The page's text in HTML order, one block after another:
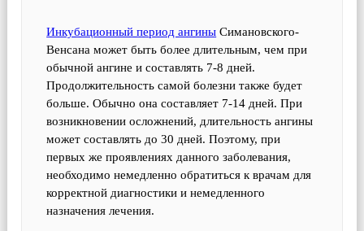
Инкубационный период ангины Симановского-
Венсана может быть более длительным, чем при
обычной ангине и составлять 7-8 дней.
Продолжительность самой болезни также будет
больше. Обычно она составляет 7-14 дней. При
возникновении осложнений, длительность ангины
может составлять до 30 дней. Поэтому, при
первых же проявлениях данного заболевания,
необходимо немедленно обратиться к врачам для
корректной диагностики и немедленного
назначения лечения.